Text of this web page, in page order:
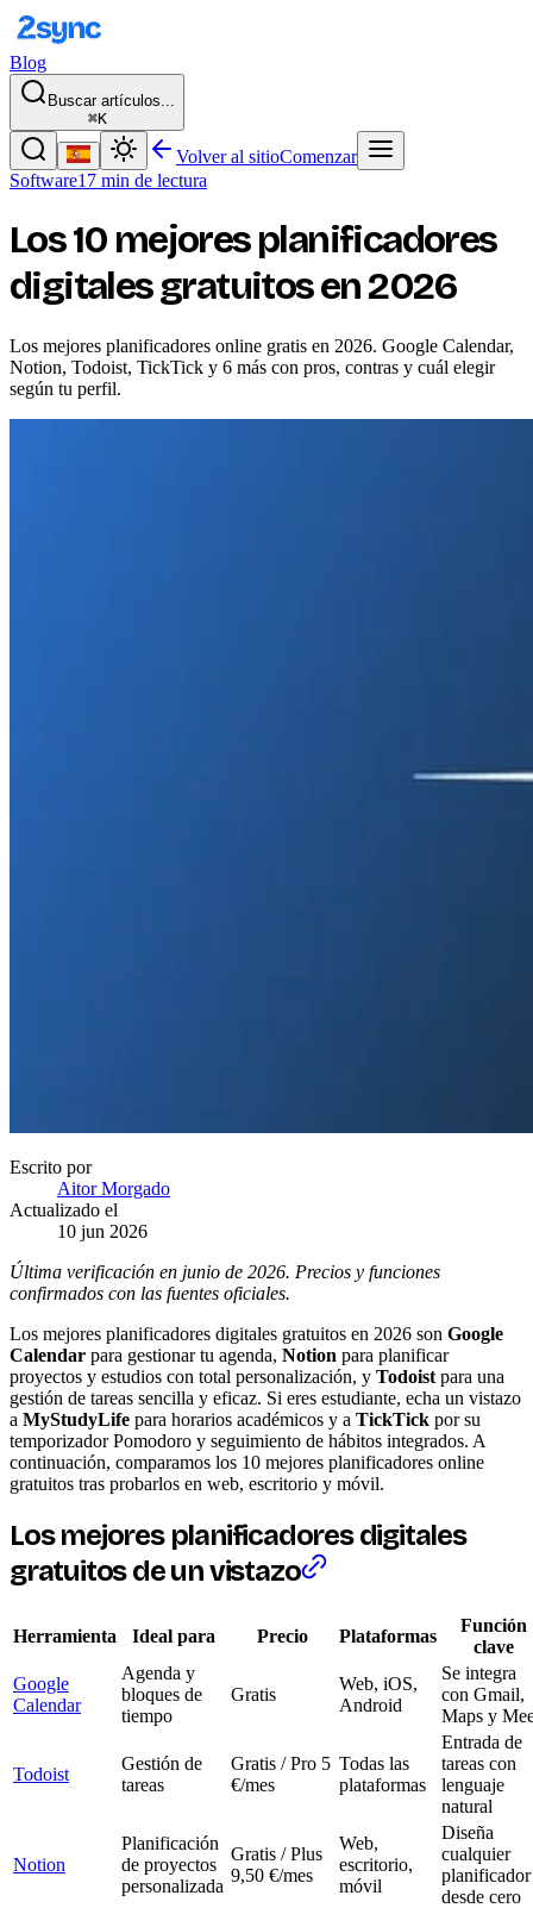
Blog
Buscar artículos...
⌘K
Volver al sitioComenzar
Software17 min de lectura
Los 10 mejores planificadores
digitales gratuitos en 2026
Los mejores planificadores online gratis en 2026. Google Calendar,
Notion, Todoist, TickTick y 6 más con pros, contras y cuál elegir
según tu perfil.
Escrito por
Aitor Morgado
Actualizado el
10 jun 2026
Última verificación en junio de 2026. Precios y funciones
confirmados con las fuentes oficiales.
Los mejores planificadores digitales gratuitos en 2026 son Google
Calendar para gestionar tu agenda, Notion para planificar
proyectos y estudios con total personalización, y Todoist para una
gestión de tareas sencilla y eficaz. Si eres estudiante, echa un vistazo
a MyStudyLife para horarios académicos y a TickTick por su
temporizador Pomodoro y seguimiento de hábitos integrados. A
continuación, comparamos los 10 mejores planificadores online
gratuitos tras probarlos en web, escritorio y móvil.
Los mejores planificadores digitales
gratuitos de un vistazo
Herramienta Ideal para Precio Plataformas
Función
clave
Google
Calendar
Agenda y
bloques de
tiempo
Gratis
Web, iOS,
Android
Se integra
con Gmail,
Maps y
Todoist
Gestión de
tareas
Gratis / Pro 5
€/mes
Todas las
plataformas
Entrada de
tareas con
lenguaje
natural
Notion
Planificación
de proyectos
personalizada
Gratis / Plus
9,50 €/mes
Web,
escritorio,
móvil
Diseña
cualquier
planificador
desde cero